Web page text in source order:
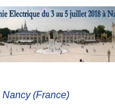
(France)